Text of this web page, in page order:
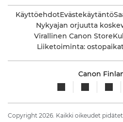
KäyttöehdotEvästekäytäntö
Nykyajan orjuutta
Virallinen Canon Store
Liiketoiminta: ostopaikat
Canon
Copyright 2026. Kaikki oikeudet